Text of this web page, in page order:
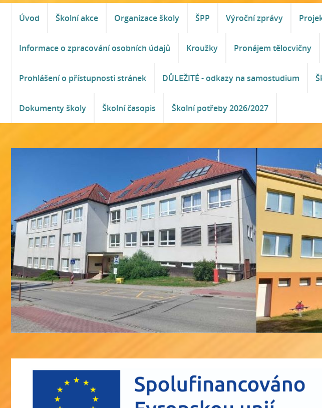
Úvod Školní akce Organizace školy ŠPP Výroční zprávy
Informace o zpracování osobních údajů Kroužky Pronájem tělocvičny
Prohlášení o přístupnosti stránek DŮLEŽITÉ - odkazy na samostudium
Dokumenty školy Školní časopis Školní potřeby 2026/2027